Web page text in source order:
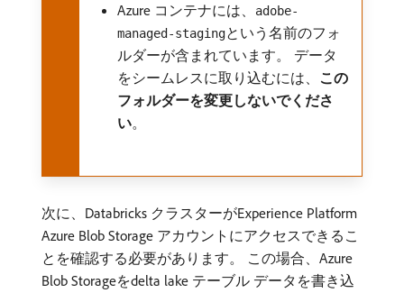
Azure コンテナには、
adobe-
managed-stagingという名前のフォ
ルダーが含まれています。 データ
をシームレスに取り込むには、 この
フォルダーを変更しないでくださ
い。
次に、Databricks クラスターがExperience Platform
Azure Blob Storage アカウントにアクセスできるこ
とを確認する必要があります。 この場合、Azure
Blob Storageをdelta lake テーブル データを書き込